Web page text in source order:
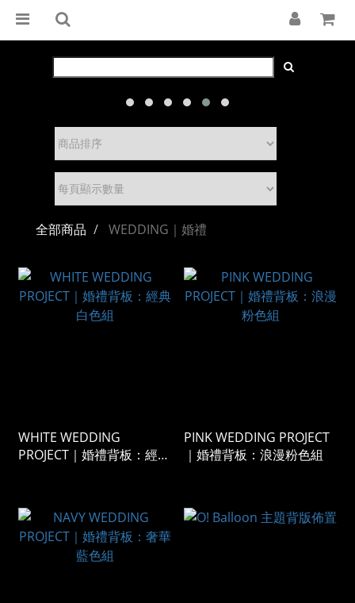
全部商品 WEDDING｜婚禮
WHITE WEDDING
PROJECT｜婚禮背板：經典
PINK WEDDING PROJECT
｜婚禮背板：浪漫粉色組